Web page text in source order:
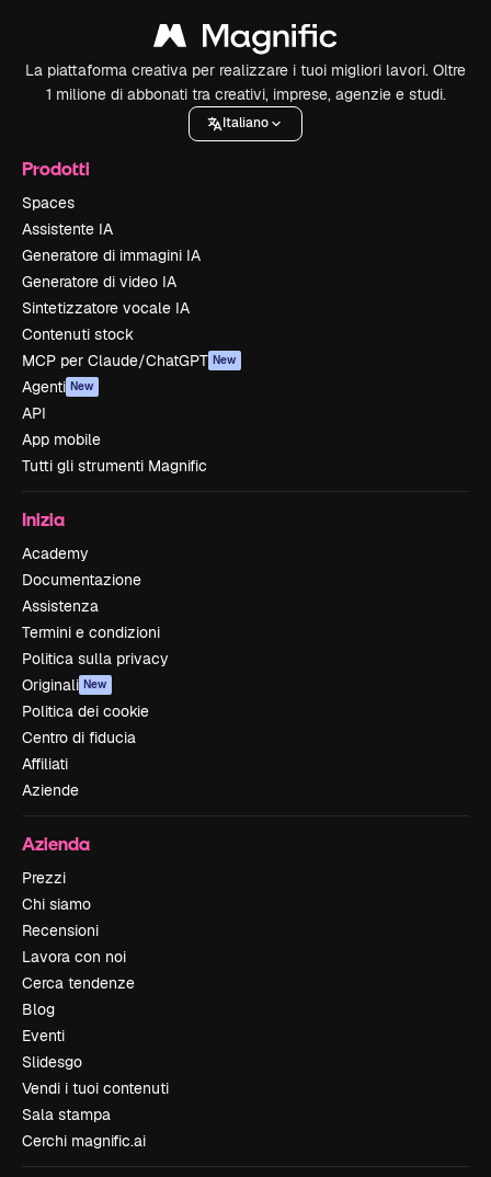
La piattaforma creativa per realizzare i tuoi migliori lavori. Oltre
1 milione di abbonati tra creativi, imprese, agenzie e studi.
Italiano
Prodotti
Spaces
Assistente IA
Generatore di immagini IA
Generatore di video IA
Sintetizzatore vocale IA
Contenuti stock
MCP per Claude/ChatGPT New
Agenti New
API
App mobile
Tutti gli strumenti Magnific
Inizia
Academy
Documentazione
Assistenza
Termini e condizioni
Politica sulla privacy
Originali New
Politica dei cookie
Centro di fiducia
Affiliati
Aziende
Azienda
Prezzi
Chi siamo
Recensioni
Lavora con noi
Cerca tendenze
Blog
Eventi
Slidesgo
Vendi i tuoi contenuti
Sala stampa
Cerchi magnific.ai